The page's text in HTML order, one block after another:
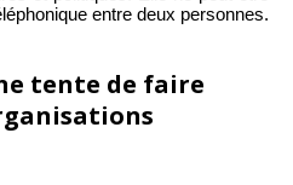
entre deux personnes.
tente de faire